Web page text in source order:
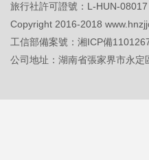
旅行社許可證號：L-HUN-08017
Copyright 2016-2018
工信部備案號： 湘ICP備
公司地址：湖南省張家界市永